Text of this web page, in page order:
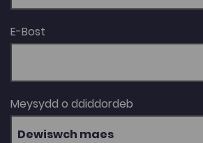
E-Bost
Meysydd o ddiddordeb
Dewiswch maes